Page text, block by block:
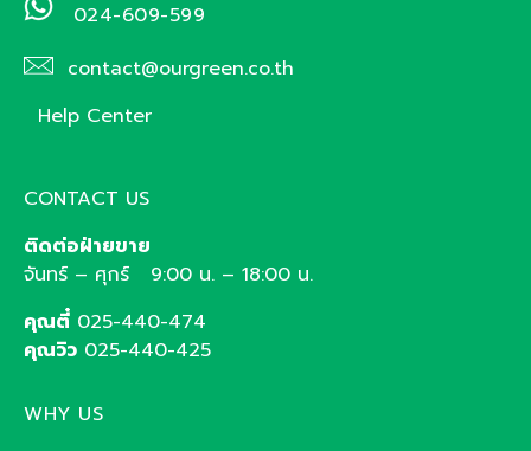
024-609-599
contact@ourgreen.co.th
Help Center
CONTACT US
ติดต่อฝ่ายขาย
จันทร์ – ศุกร์ 9:00 น. – 18:00 น.
คุณตี๋ 025-440-474
คุณวิว 025-440-425
WHY US